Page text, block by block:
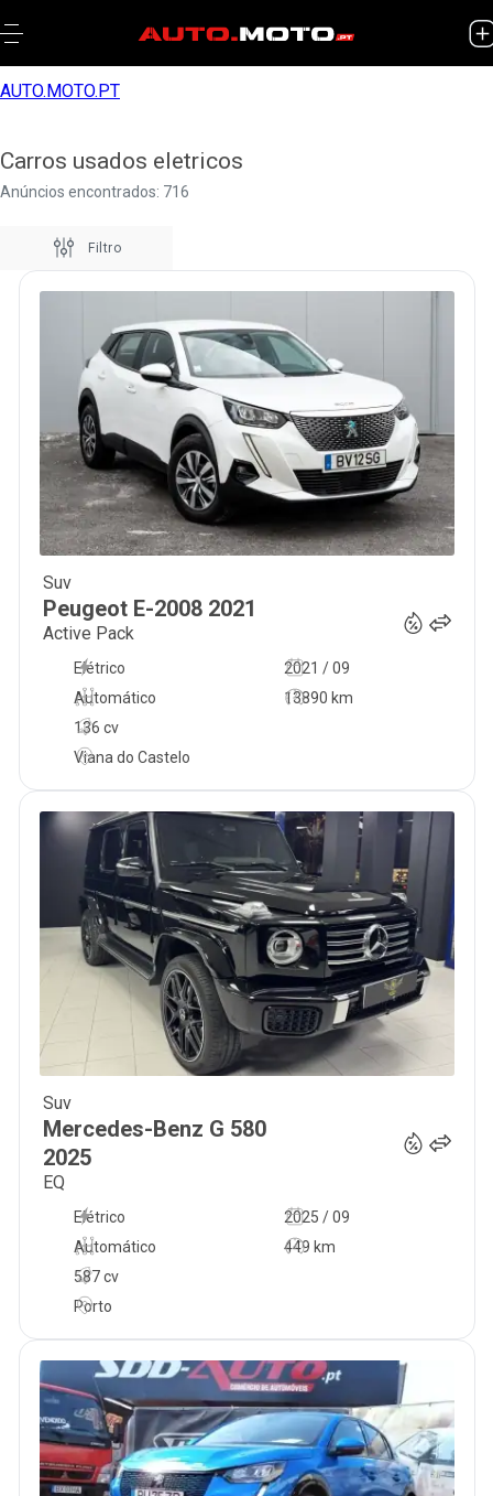
AUTO.MOTO.PT
Carros usados eletricos
Anúncios encontrados: 716
Filtro
Suv
Peugeot E-2008 2021
Active Pack
2021 / 09
Automático
13890 km
136 cv
Elétrico
Viana do Castelo
Suv
Mercedes-Benz G 580
2025
EQ
2025 / 09
Automático
449 km
587 cv
Elétrico
Porto